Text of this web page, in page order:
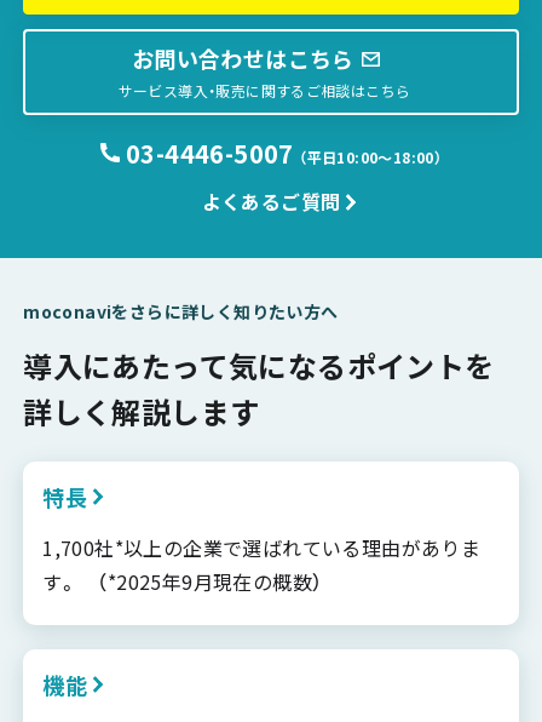
お問い合わせはこちら
サービス導入・販売に関するご相談はこちら
03-4446-5007 （平日10:00〜18:00）
よくあるご質問
moconaviをさらに詳しく知りたい方へ
導入にあたって気になるポイントを
詳しく解説します
特長
1,700社*以上の企業で選ばれている理由がありま
す。 （*2025年9月現在の概数）
機能